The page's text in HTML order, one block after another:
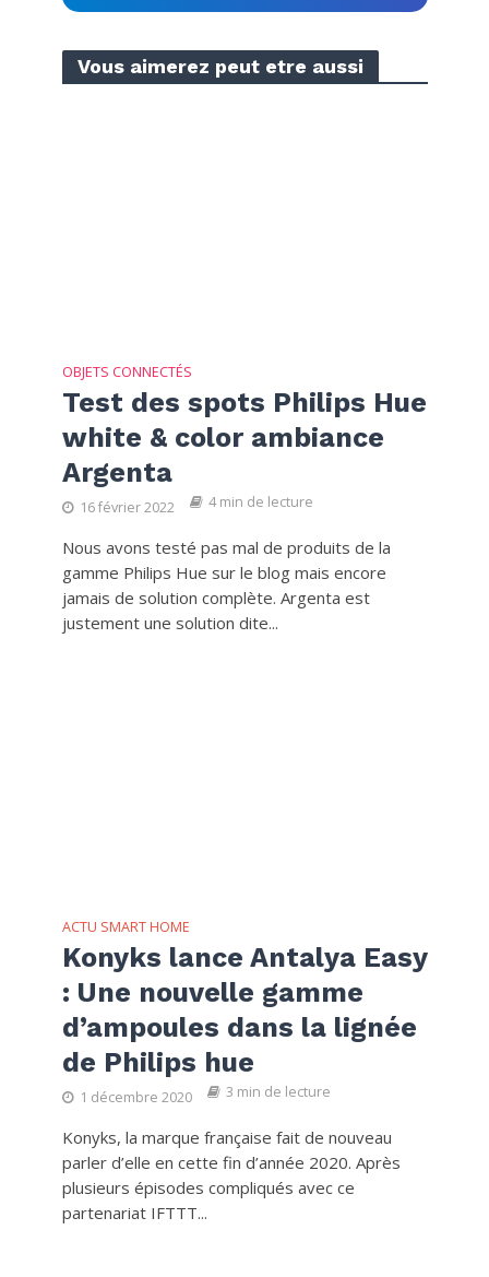
Vous aimerez peut etre aussi
OBJETS CONNECTÉS
Test des spots Philips Hue
white & color ambiance
Argenta
16 février 2022 4 min de lecture
Nous avons testé pas mal de produits de la
gamme Philips Hue sur le blog mais encore
jamais de solution complète. Argenta est
justement une solution dite...
ACTU SMART HOME
Konyks lance Antalya Easy
: Une nouvelle gamme
d’ampoules dans la lignée
de Philips hue
1 décembre 2020 3 min de lecture
Konyks, la marque française fait de nouveau
parler d’elle en cette fin d’année 2020. Après
plusieurs épisodes compliqués avec ce
partenariat IFTTT...